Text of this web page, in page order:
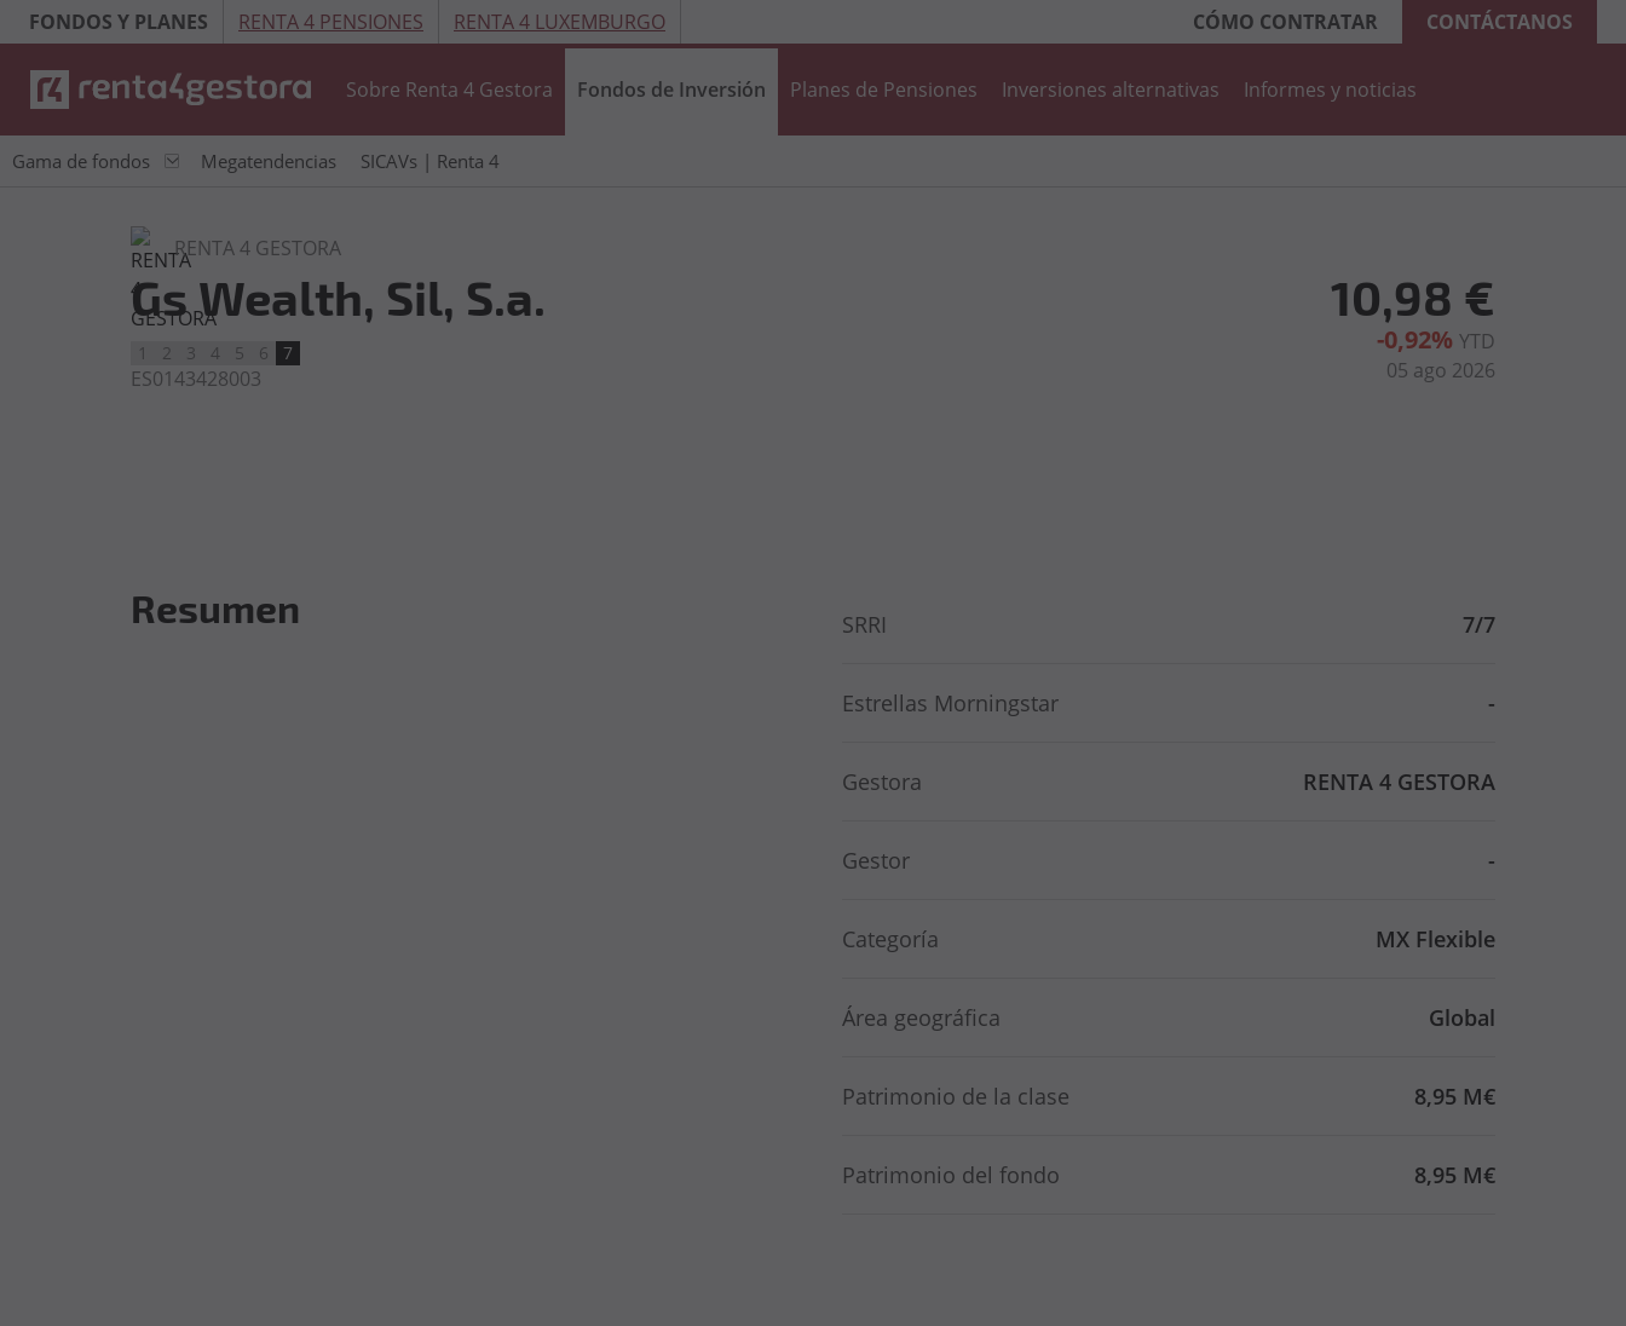
FONDOS Y PLANES RENTA 4 PENSIONES RENTA 4 LUXEMBURGO CÓMO CONTRATAR CONTÁCTANOS
Sobre Renta 4 Gestora Fondos de Inversión
Gama de fondos Megatendencias SICAVs | Renta 4
Planes de Pensiones Inversiones alternativas Informes y noticias
RENTA 4 GESTORA
Gs Wealth, Sil, S.a.
1 2 3 4 5 6 7
ES0143428003
10,98 €
-0,92% YTD
05 ago 2026
Resumen SRRI 7/7
Estrellas Morningstar -
Gestora RENTA 4 GESTORA
Gestor -
Categoría MX Flexible
Área geográfica Global
Patrimonio de la clase 8,95 M€
Patrimonio del fondo 8,95 M€